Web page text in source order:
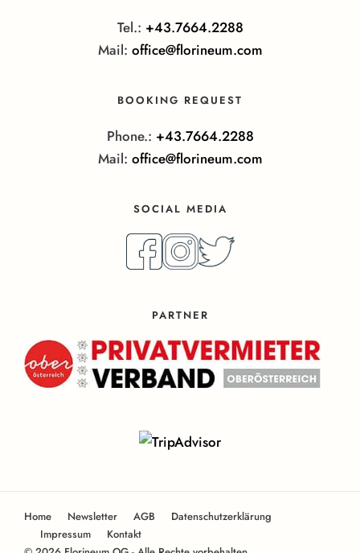
Tel.: +43.7664.2288
Mail: office@florineum.com
BOOKING REQUEST
Phone.: +43.7664.2288
Mail: office@florineum.com
SOCIAL MEDIA
PARTNER
Home Newsletter AGB
Datenschutzerklärung
Impressum
Kontakt